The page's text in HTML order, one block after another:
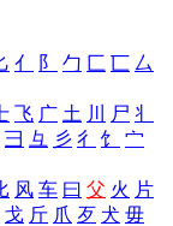
亻 阝 勹 匚 匸 厶
飞 广 土 川 尸 丬
彐 彑 彡 彳 饣
宀
风 车 曰 父 火 片
戈 斤 爪 歹 犬 毋